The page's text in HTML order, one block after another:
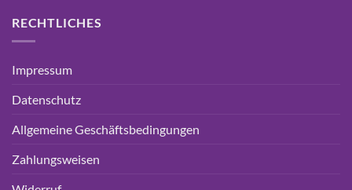
RECHTLICHES
Impressum
Datenschutz
Allgemeine Geschäftsbedingungen
Zahlungsweisen